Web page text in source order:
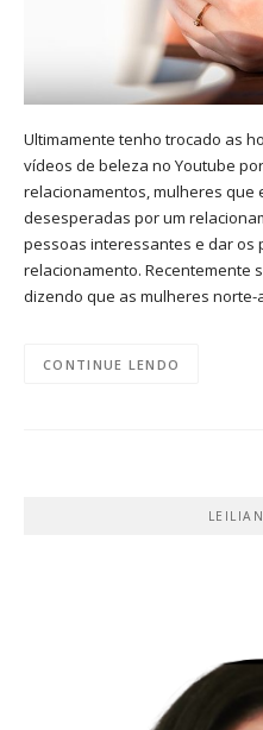
Ultimamente tenho trocado as
vídeos de beleza no Youtube
relacionamentos, mulheres que
desesperadas por um
pessoas interessantes e dar os
relacionamento. Recentemente
dizendo que as mulheres
CONTINUE LENDO